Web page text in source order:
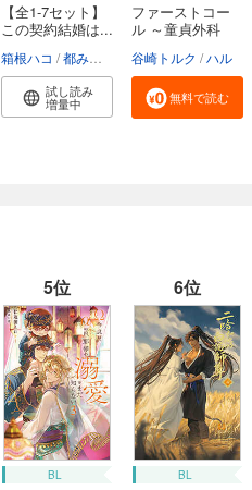
【全1-7セット】
この契約結婚は...
箱根ハコ 都みめこ
試し読み
増量中
ファーストコー
ル ～童貞外科
谷崎トルク ハル
無料で読む
5位
BL
6位
BL